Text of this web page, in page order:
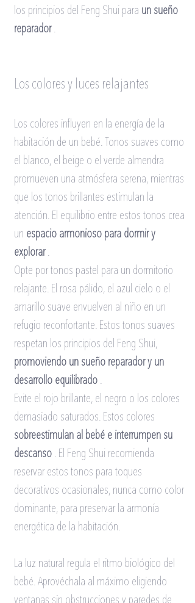
los principios del Feng Shui para un sueño
reparador .
Los colores y luces relajantes
Los colores influyen en la energía de la
habitación de un bebé. Tonos suaves como
el blanco, el beige o el verde almendra
promueven una atmósfera serena, mientras
que los tonos brillantes estimulan la
atención. El equilibrio entre estos tonos crea
un espacio armonioso para dormir y
explorar .
Opte por tonos pastel para un dormitorio
relajante. El rosa pálido, el azul cielo o el
amarillo suave envuelven al niño en un
refugio reconfortante. Estos tonos suaves
respetan los principios del Feng Shui,
promoviendo un sueño reparador y un
desarrollo equilibrado .
Evite el rojo brillante, el negro o los colores
demasiado saturados. Estos colores
sobreestimulan al bebé e interrumpen su
descanso . El Feng Shui recomienda
reservar estos tonos para toques
decorativos ocasionales, nunca como color
dominante, para preservar la armonía
energética de la habitación.
La luz natural regula el ritmo biológico del
bebé. Aprovéchala al máximo eligiendo
ventanas sin obstrucciones y paredes de